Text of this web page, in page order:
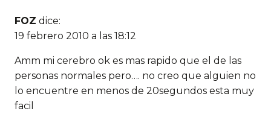
FOZ dice:
19 febrero 2010 a las 18:12
Amm mi cerebro ok es mas rapido que el de las
personas normales pero…. no creo que alguien no
lo encuentre en menos de 20segundos esta muy
facil